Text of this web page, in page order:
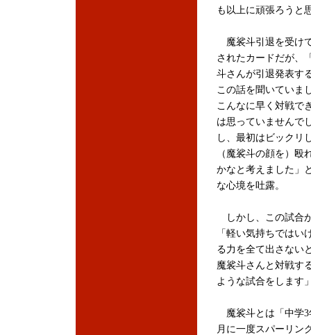
も以上に頑張ろうと
魔裟斗引退を受け
されたカードだが、
斗さんが引退発表す
この話を聞いていま
こんなに早く対戦で
は思っていませんで
し、最初はビックリ
（魔裟斗の顔を）殴
かなと考えました」
な心境を吐露。
しかし、この試合
「軽い気持ちでは
る力を全て出さない
魔裟斗さんと対戦す
ような試合をします
魔裟斗とは「中学3
月に一度スパーリン